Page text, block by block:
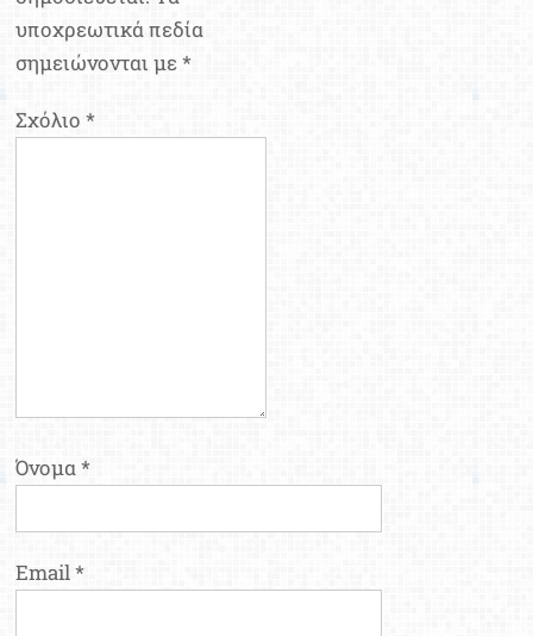
υποχρεωτικά πεδία
σημειώνονται με*
Σχόλιο*
Όνομα*
Email*